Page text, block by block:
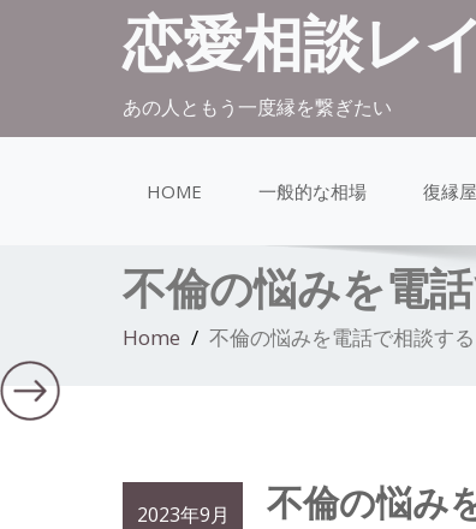
恋愛相談レ
あの人ともう一度縁を繋ぎたい
HOME 一般的な相場 復縁
不倫の悩みを電
Home 不倫の悩みを電話で相談す
2023年9月
不倫の悩み